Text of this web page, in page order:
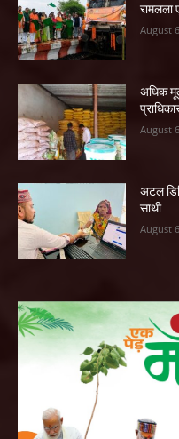
रामलला
August
अधिक
August
अटल
साथी
August